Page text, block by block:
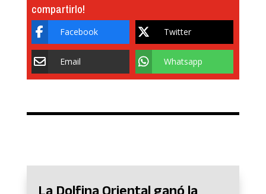
compartirlo!
Facebook Twitter
Email Whatsapp
La Dolfina Oriental ganó la